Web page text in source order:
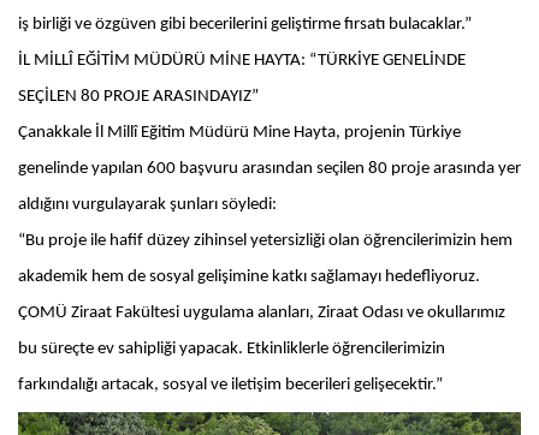
iş birliği ve özgüven gibi becerilerini geliştirme fırsatı bulacaklar.”
İL MİLLÎ EĞİTİM MÜDÜRÜ MİNE HAYTA: “TÜRKİYE GENELİNDE
SEÇİLEN 80 PROJE ARASINDAYIZ”
Çanakkale İl Millî Eğitim Müdürü Mine Hayta, projenin Türkiye
genelinde yapılan 600 başvuru arasından seçilen 80 proje arasında yer
aldığını vurgulayarak şunları söyledi:
“Bu proje ile hafif düzey zihinsel yetersizliği olan öğrencilerimizin hem
akademik hem de sosyal gelişimine katkı sağlamayı hedefliyoruz.
ÇOMÜ Ziraat Fakültesi uygulama alanları, Ziraat Odası ve okullarımız
bu süreçte ev sahipliği yapacak. Etkinliklerle öğrencilerimizin
farkındalığı artacak, sosyal ve iletişim becerileri gelişecektir.”